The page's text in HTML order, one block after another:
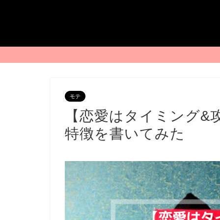
モテ
【恋愛はタイミング
特徴を書いてみた